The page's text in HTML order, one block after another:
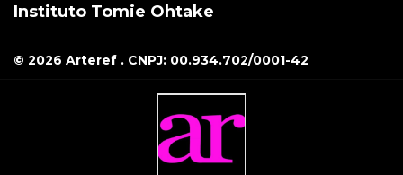
Instituto Tomie Ohtake
© 2026 Arteref . CNPJ: 00.934.702/0001-42